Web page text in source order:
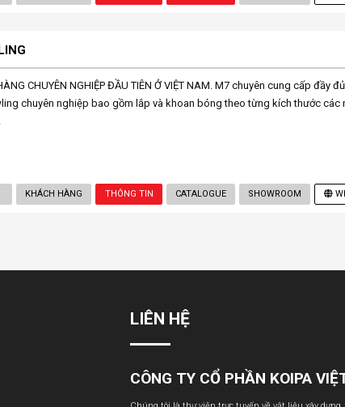
CHUYÊN NGHIỆP ĐẦU TIÊN Ở VIỆT NAM. M7 chuyên cung cấp đầy
chuyên nghiệp bao gồm lắp và khoan bóng theo từng kích thước các
KHÁCH HÀNG THÔNG TIN CATALOGUE SHOWROOM
LIÊN HỆ
CÔNG TY CỔ PHẦN KOIPA